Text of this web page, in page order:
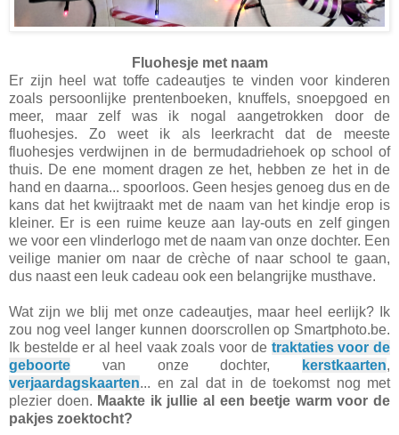
Fluohesje met naam
Er zijn heel wat toffe cadeautjes te vinden voor kinderen
zoals persoonlijke prentenboeken, knuffels, snoepgoed en
meer, maar zelf was ik nogal aangetrokken door de
fluohesjes. Zo weet ik als leerkracht dat de meeste
fluohesjes verdwijnen in de bermudadriehoek op school of
thuis. De ene moment dragen ze het, hebben ze het in de
hand en daarna... spoorloos. Geen hesjes genoeg dus en de
kans dat het kwijtraakt met de naam van het kindje erop is
kleiner. Er is een ruime keuze aan lay-outs en zelf gingen
we voor een vlinderlogo met de naam van onze dochter. Een
veilige manier om naar de crèche of naar school te gaan,
dus naast een leuk cadeau ook een belangrijke musthave.
Wat zijn we blij met onze cadeautjes, maar heel eerlijk? Ik
zou nog veel langer kunnen doorscrollen op Smartphoto.be.
Ik bestelde er al heel vaak zoals voor de traktaties voor de
geboorte van onze dochter, kerstkaarten,
verjaardagskaarten... en zal dat in de toekomst nog met
plezier doen. Maakte ik jullie al een beetje warm voor de
pakjes zoektocht?